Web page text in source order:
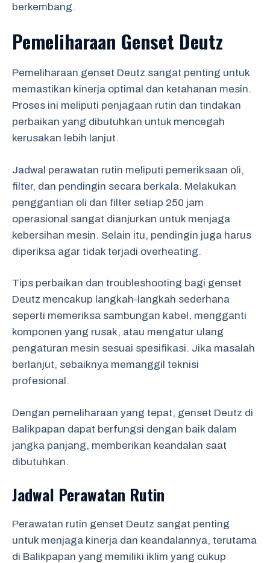
berkembang.
Pemeliharaan Genset Deutz
Pemeliharaan genset Deutz sangat penting untuk
memastikan kinerja optimal dan ketahanan mesin.
Proses ini meliputi penjagaan rutin dan tindakan
perbaikan yang dibutuhkan untuk mencegah
kerusakan lebih lanjut.
Jadwal perawatan rutin meliputi pemeriksaan oli,
filter, dan pendingin secara berkala. Melakukan
penggantian oli dan filter setiap 250 jam
operasional sangat dianjurkan untuk menjaga
kebersihan mesin. Selain itu, pendingin juga harus
diperiksa agar tidak terjadi overheating.
Tips perbaikan dan troubleshooting bagi genset
Deutz mencakup langkah-langkah sederhana
seperti memeriksa sambungan kabel, mengganti
komponen yang rusak, atau mengatur ulang
pengaturan mesin sesuai spesifikasi. Jika masalah
berlanjut, sebaiknya memanggil teknisi
profesional.
Dengan pemeliharaan yang tepat, genset Deutz di
Balikpapan dapat berfungsi dengan baik dalam
jangka panjang, memberikan keandalan saat
dibutuhkan.
Jadwal Perawatan Rutin
Perawatan rutin genset Deutz sangat penting
untuk menjaga kinerja dan keandalannya, terutama
di Balikpapan yang memiliki iklim yang cukup